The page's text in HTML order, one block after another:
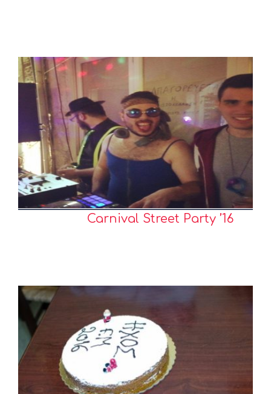
Carnival Street Party ’16